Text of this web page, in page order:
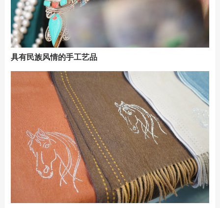
具有民族风情的手工艺品